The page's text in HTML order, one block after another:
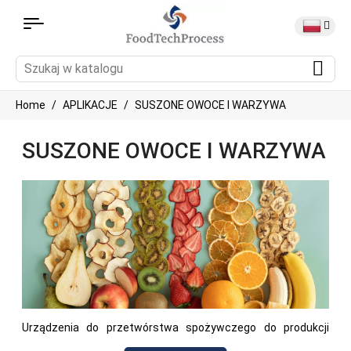
Home APLIKACJE SUSZONE OWOCE I WARZYWA
SUSZONE OWOCE I WARZYWA
Urządzenia do przetwórstwa spożywczego do produkcji